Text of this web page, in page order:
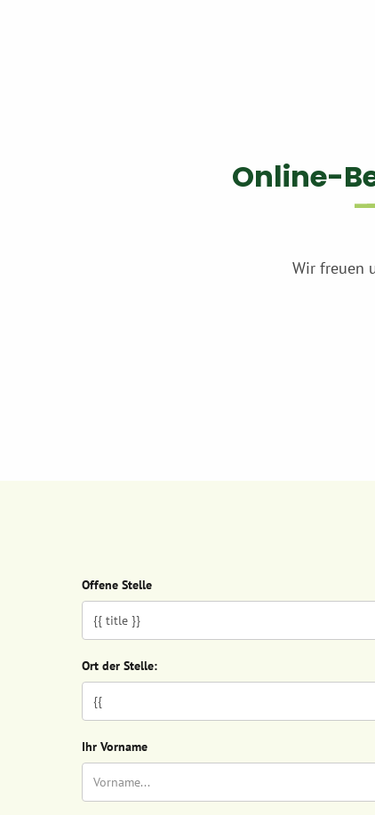
Online-
Wir freuen
Offene Stelle
Ort der Stelle:
Ihr Vorname